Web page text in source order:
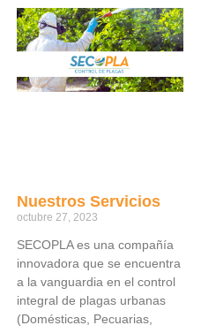
Nuestros Servicios
octubre 27, 2023
SECOPLA es una compañía
innovadora que se encuentra
a la vanguardia en el control
integral de plagas urbanas
(Domésticas, Pecuarias,